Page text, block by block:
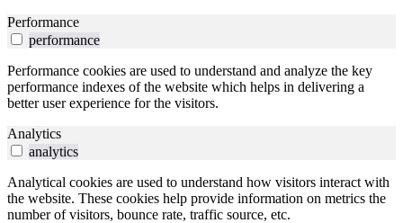
Performance
performance
Performance cookies are used to understand and analyze the key
performance indexes of the website which helps in delivering a
better user experience for the visitors.
Analytics
analytics
Analytical cookies are used to understand how visitors interact with
the website. These cookies help provide information on metrics the
number of visitors, bounce rate, traffic source, etc.